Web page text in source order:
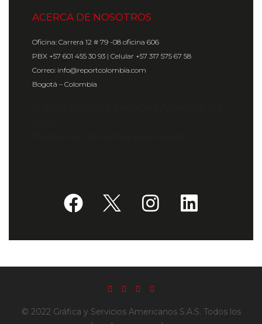
ACERCA DE NOSOTROS
Oficina: Carrera 12 # 79 -08 oficina 606
PBX +57 601 455 30 93 | Celular +57 317 575 67 58
Correo: info@reportcolombia.com
Bogotá – Colombia
© 2022 Gráfica y Servicios Americanos S.A.S. Todos los